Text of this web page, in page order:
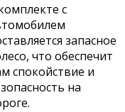
с
запасное
что обеспечит
спокойствие и
на